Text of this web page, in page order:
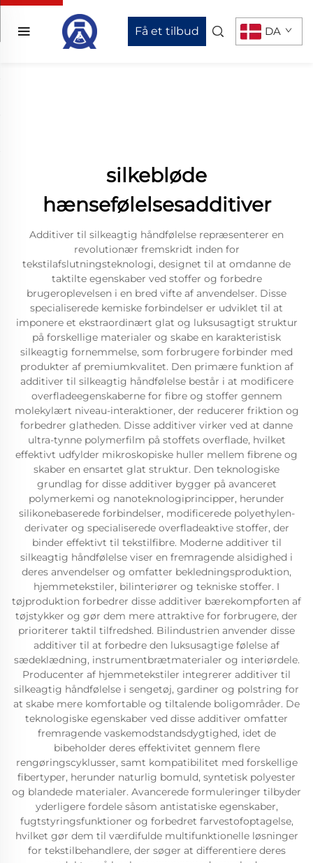
Få et tilbud DA
silkebløde
hænsefølelsesadditiver
Additiver til silkeagtig håndfølelse repræsenterer en
revolutionær fremskridt inden for
tekstilafslutningsteknologi, designet til at omdanne de
taktilte egenskaber ved stoffer og forbedre
brugeroplevelsen i en bred vifte af anvendelser. Disse
specialiserede kemiske forbindelser er udviklet til at
imponere et ekstraordinært glat og luksusagtigt struktur
på forskellige materialer og skabe en karakteristisk
silkeagtig fornemmelse, som forbrugere forbinder med
produkter af premiumkvalitet. Den primære funktion af
additiver til silkeagtig håndfølelse består i at modificere
overfladeegenskaberne for fibre og stoffer gennem
molekylært niveau-interaktioner, der reducerer friktion og
forbedrer glatheden. Disse additiver virker ved at danne
ultra-tynne polymerfilm på stoffets overflade, hvilket
effektivt udfylder mikroskopiske huller mellem fibrene og
skaber en ensartet glat struktur. Den teknologiske
grundlag for disse additiver bygger på avanceret
polymerkemi og nanoteknologiprincipper, herunder
silikonebaserede forbindelser, modificerede polyethylen-
derivater og specialiserede overfladeaktive stoffer, der
binder effektivt til tekstilfibre. Moderne additiver til
silkeagtig håndfølelse viser en fremragende alsidighed i
deres anvendelser og omfatter bekledningsproduktion,
hjemmetekstiler, bilinteriører og tekniske stoffer. I
tøjproduktion forbedrer disse additiver bærekompforten af
tøjstykker og gør dem mere attraktive for forbrugere, der
prioriterer taktil tilfredshed. Bilindustrien anvender disse
additiver til at forbedre den luksusagtige følelse af
sædeklædning, instrumentbrætmaterialer og interiørdele.
Producenter af hjemmetekstiler integrerer additiver til
silkeagtig håndfølelse i sengetøj, gardiner og polstring for
at skabe mere komfortable og tiltalende boligområder. De
teknologiske egenskaber ved disse additiver omfatter
fremragende vaskemodstandsdygtighed, idet de
bibeholder deres effektivitet gennem flere
rengøringscyklusser, samt kompatibilitet med forskellige
fibertyper, herunder naturlig bomuld, syntetisk polyester
og blandede materialer. Avancerede formuleringer tilbyder
yderligere fordele såsom antistatiske egenskaber,
fugtstyringsfunktioner og forbedret farvestofoptagelse,
hvilket gør dem til værdifulde multifunktionelle løsninger
for tekstilbehandlere, der søger at differentiere deres